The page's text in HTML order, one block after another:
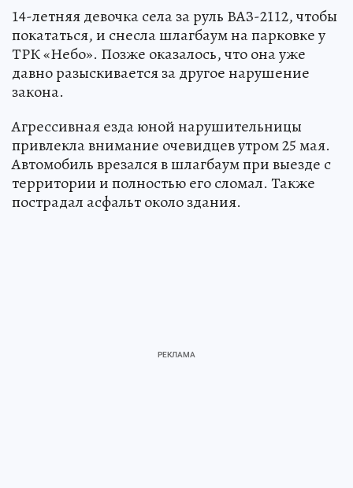
14-летняя девочка села за руль ВАЗ-2112, чтобы
покататься, и снесла шлагбаум на парковке у
ТРК «Небо». Позже оказалось, что она уже
давно разыскивается за другое нарушение
закона.
Агрессивная езда юной нарушительницы
привлекла внимание очевидцев утром 25 мая.
Автомобиль врезался в шлагбаум при выезде с
территории и полностью его сломал. Также
пострадал асфальт около здания.